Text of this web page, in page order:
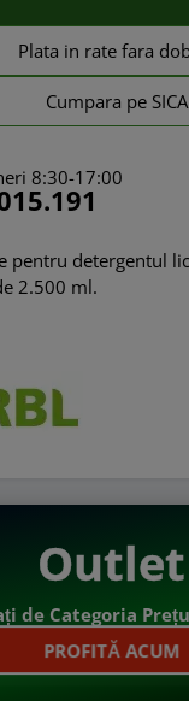
Plata in rate fara
Cumpara pe
8:30-17:00
pentru detergentul
2.500 ml.
Outlet
de Categoria
PROFITĂ ACUM